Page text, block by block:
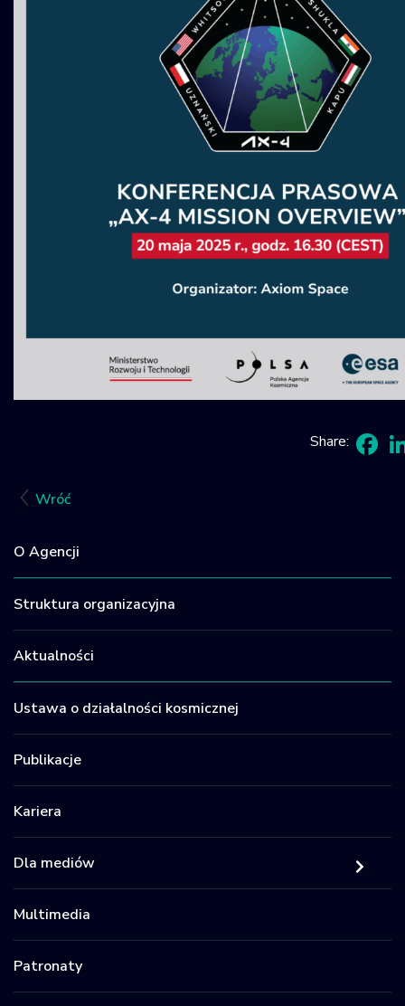
Wróć
O Agencji
Struktura organizacyjna
Aktualności
Ustawa o działalności kosmicznej
Publikacje
Kariera
Dla mediów
Multimedia
Patronaty
Share: